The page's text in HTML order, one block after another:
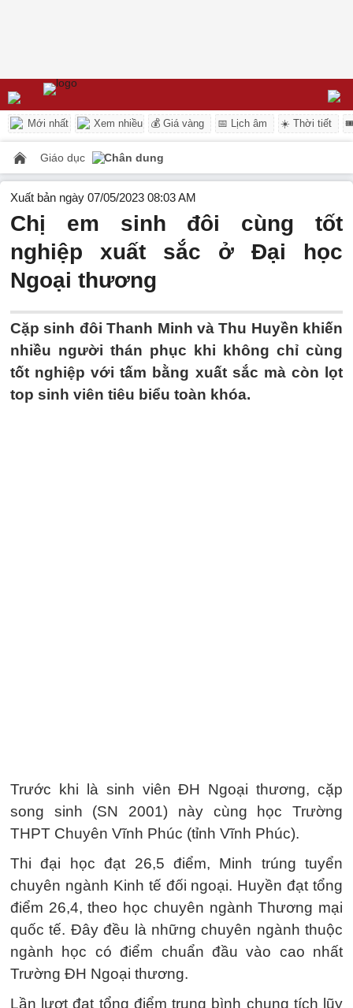
Mới nhất Xem nhiều 💰 Giá vàng 📅 Lịch âm ☀️ Thời tiết
Giáo dục Chân dung
Xuất bản ngày 07/05/2023 08:03 AM
Chị em sinh đôi cùng tốt
nghiệp xuất sắc ở Đại học
Ngoại thương
Cặp sinh đôi Thanh Minh và Thu Huyền khiến
nhiều người thán phục khi không chỉ cùng
tốt nghiệp với tấm bằng xuất sắc mà còn lọt
top sinh viên tiêu biểu toàn khóa.
Trước khi là sinh viên ĐH Ngoại thương, cặp
song sinh (SN 2001) này cùng học Trường
THPT Chuyên Vĩnh Phúc (tỉnh Vĩnh Phúc).
Thi đại học đạt 26,5 điểm, Minh trúng tuyển
chuyên ngành Kinh tế đối ngoại. Huyền đạt tổng
điểm 26,4, theo học chuyên ngành Thương mại
quốc tế. Đây đều là những chuyên ngành thuộc
ngành học có điểm chuẩn đầu vào cao nhất
Trường ĐH Ngoại thương.
Lần lượt đạt tổng điểm trung bình chung tích lũy